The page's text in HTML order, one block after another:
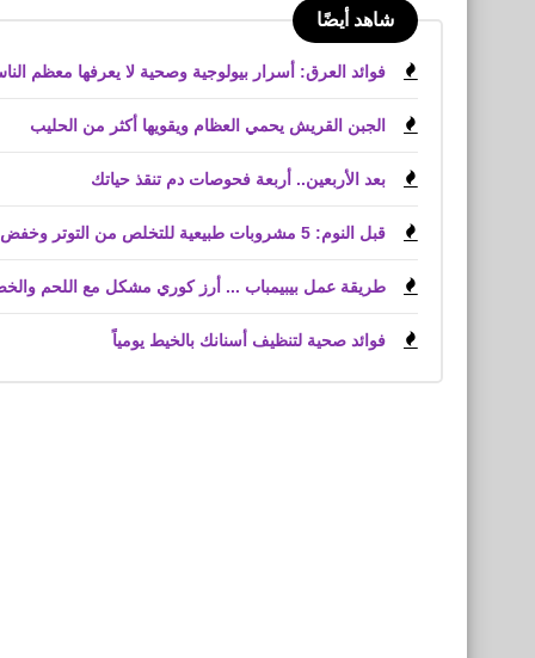
شاهد أيضًا
فوائد العرق: أسرار بيولوجية وصحية لا يعرفها معظم
الجبن القريش يحمي العظام ويقويها أكثر من الحليب
بعد الأربعين.. أربعة فحوصات دم تنقذ حياتك
قبل النوم: 5 مشروبات طبيعية للتخلص من التوتر وخفض الكوليسترول
طريقة عمل بيبيمباب ... أرز كوري مشكل مع اللحم
فوائد صحية لتنظيف أسنانك بالخيط يومياً